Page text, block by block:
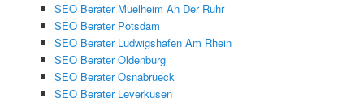
SEO Berater Muelheim An Der Ruhr
SEO Berater Potsdam
SEO Berater Ludwigshafen Am Rhein
SEO Berater Oldenburg
SEO Berater Osnabrueck
SEO Berater Leverkusen